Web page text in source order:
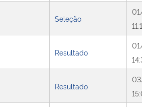
Seleção
Resultado
Resultado